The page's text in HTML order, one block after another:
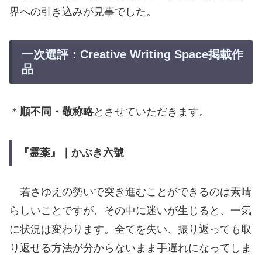
界への引き込みが見事でした。
一次選評：Creative Writing Space掲載作
品
＊ 順不同・敬称略とさせていただきます。
『霊薬』｜かぶき六號
若さゆえの勢いで突き進むことができるのは素晴
らしいことですが、その中に迷いが生じると、一気
に状況は変わります。全てを失い、振り返っても取
り返せる方法が分からないまま手遅れになってしま